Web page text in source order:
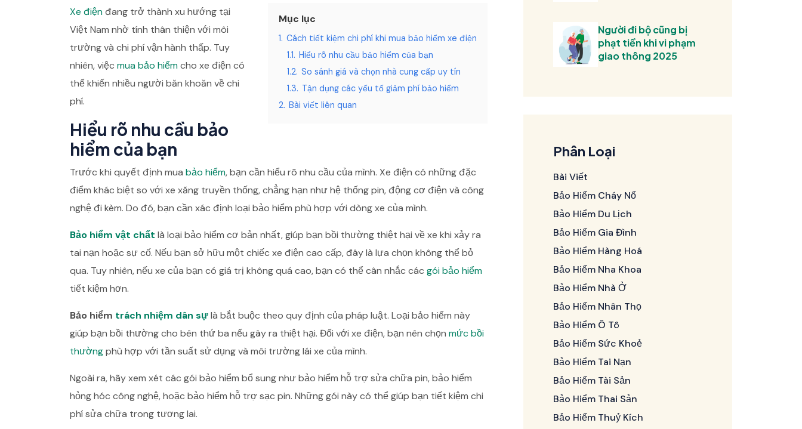
Mục lục
1. Cách tiết kiệm chi phí khi mua bảo hiểm xe điện
1.1. Hiểu rõ nhu cầu bảo hiểm của bạn
1.2. So sánh giá và chọn nhà cung cấp uy tín
1.3. Tận dụng các yếu tố giảm phí bảo hiểm
2. Bài viết liên quan
Xe điệnđang trở thành xu hướng tại
Việt Nam nhờ tính thân thiện với môi
trường và chi phí vận hành thấp. Tuy
nhiên, việc mua bảo hiểmcho xe điện có
thể khiến nhiều người băn khoăn về chi
phí.
Hiểu rõ nhu cầu bảo
hiểm của bạn
Trước khi quyết định mua bảo hiểm, bạn cần hiểu rõ nhu cầu của mình. Xe điện có những đặc
điểm khác biệt so với xe xăng truyền thống, chẳng hạn như hệ thống pin, động cơ điện và công
nghệ đi kèm. Do đó, bạn cần xác định loại bảo hiểm phù hợp với dòng xe của mình.
Bảo hiểm vật chất là loại bảo hiểm cơ bản nhất, giúp bạn bồi thường thiệt hại về xe khi xảy ra
tai nạn hoặc sự cố. Nếu bạn sở hữu một chiếc xe điện cao cấp, đây là lựa chọn không thể bỏ
qua. Tuy nhiên, nếu xe của bạn có giá trị không quá cao, bạn có thể cân nhắc các gói bảo hiểm
tiết kiệm hơn.
Bảo hiểm trách nhiệm dân sựlà bắt buộc theo quy định của pháp luật. Loại bảo hiểm này
giúp bạn bồi thường cho bên thứ ba nếu gây ra thiệt hại. Đối với xe điện, bạn nên chọn mức bồi
thườngphù hợp với tần suất sử dụng và môi trường lái xe của mình.
Ngoài ra, hãy xem xét các gói bảo hiểm bổ sung như bảo hiểm hỗ trợ sửa chữa pin, bảo hiểm
hỏng hóc công nghệ, hoặc bảo hiểm hỗ trợ sạc pin. Những gói này có thể giúp bạn tiết kiệm chi
phí sửa chữa trong tương lai.
Người đi bộ cũng bị
phạt tiền khi vi phạm
giao thông 2025
Phân Loại
Bài Viết
Bảo Hiểm Cháy Nổ
Bảo Hiểm Du Lịch
Bảo Hiểm Gia Đình
Bảo Hiểm Hàng Hoá
Bảo Hiểm Nha Khoa
Bảo Hiểm Nhà Ở
Bảo Hiểm Nhân Thọ
Bảo Hiểm Ô Tô
Bảo Hiểm Sức Khoẻ
Bảo Hiểm Tai Nạn
Bảo Hiểm Tài Sản
Bảo Hiểm Thai Sản
Bảo Hiểm Thuỷ Kích